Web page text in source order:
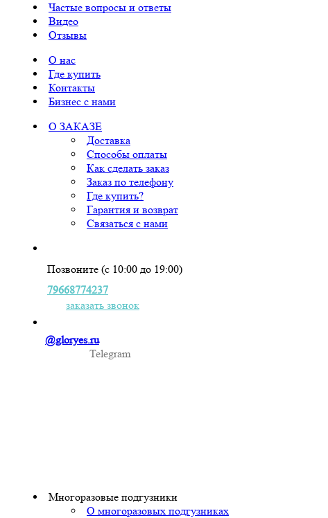
Частые вопросы и ответы
Видео
Отзывы
О нас
Где купить
Контакты
Бизнес с нами
О ЗАКАЗЕ
Доставка
Способы оплаты
Как сделать заказ
Заказ по телефону
Где купить?
Гарантия и возврат
Связаться с нами
Позвоните (с 10:00 до 19:00)
79668774237
заказать звонок
@gloryes.ru
Telegram
Многоразовые подгузники
О многоразовых подгузниках